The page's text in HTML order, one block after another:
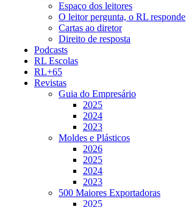
Espaço dos leitores
O leitor pergunta, o RL responde
Cartas ao diretor
Direito de resposta
Podcasts
RL Escolas
RL+65
Revistas
Guia do Empresário
2025
2024
2023
Moldes e Plásticos
2026
2025
2024
2023
500 Maiores Exportadoras
2025